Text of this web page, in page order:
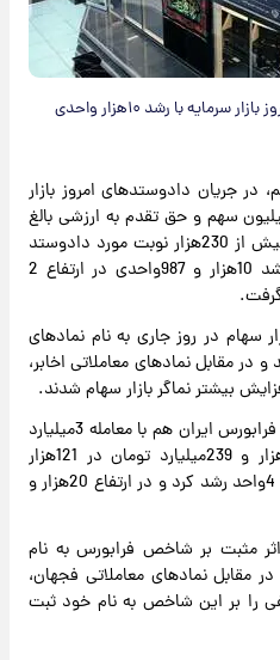
شاخص بورس در جریان معاملات امروز بازار سرمایه با رشد ۱۰هزار واحدی
در جریان دادوستدهای امروز بازار
بیش از 6میلیارد و 660میلیون سهم و حق تقدم به ارزشی بالغ
بر 4هزار و 353میلیارد تومان در بیش از 230هزار نوبت مورد دادوستد
قرار گرفت و شاخص بورس با رشد 10هزار و 987واحدی در ارتفاع 2
سهام در روز جاری به نام نمادهای
در مقابل نمادهای معاملاتی اخابر،
بیشتر نماگر بازار سهام شدند.
بر اساس این گزارش، در بازارهای فرابورس ایران هم با معامله 3میلیارد
و 107میلیون ورقه به ارزش 31هزار و 239میلیارد تومان در 121هزار
نوبت، شاخص فرابورس (آیفکس) 4واحد رشد کرد و در ارتفاع 20هزار و
مثبت بر شاخص فرابورس به نام
مقابل نمادهای معاملاتی فجهان،
را بر این شاخص به نام خود ثبت